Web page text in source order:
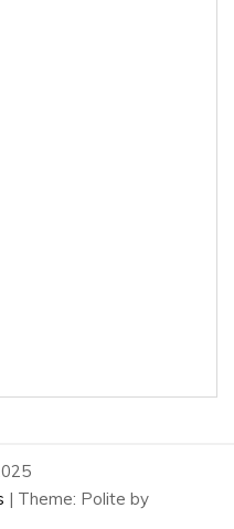
| Theme: Polite by